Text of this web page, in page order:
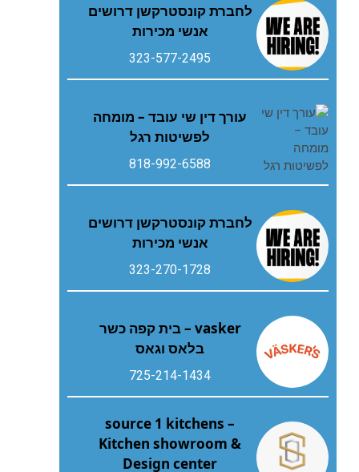
לחברת קונסטרקשן דרושים
אנשי מכירות
323-577-2495
עורך דין שי עובד – מומחה
לפשיטות רגל
818-992-6588
לחברת קונסטרקשן דרושים
אנשי מכירות
323-270-1728
vasker – בית קפה כשר
בלאס וגאס
725-214-1434
source 1 kitchens –
Kitchen showroom &
Design center